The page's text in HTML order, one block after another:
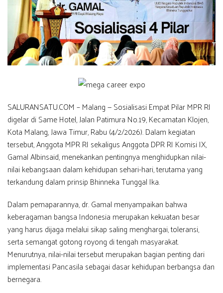
SALURANSATU.COM – Malang — Sosialisasi Empat Pilar MPR RI
digelar di Same Hotel, Jalan Patimura No.19, Kecamatan Klojen,
Kota Malang, Jawa Timur, Rabu (4/2/2026). Dalam kegiatan
tersebut, Anggota MPR RI sekaligus Anggota DPR RI Komisi IX,
Gamal Albinsaid, menekankan pentingnya menghidupkan nilai-
nilai kebangsaan dalam kehidupan sehari-hari, terutama yang
terkandung dalam prinsip Bhinneka Tunggal Ika.
Dalam pemaparannya, dr. Gamal menyampaikan bahwa
keberagaman bangsa Indonesia merupakan kekuatan besar
yang harus dijaga melalui sikap saling menghargai, toleransi,
serta semangat gotong royong di tengah masyarakat.
Menurutnya, nilai-nilai tersebut merupakan bagian penting dari
implementasi Pancasila sebagai dasar kehidupan berbangsa dan
bernegara.